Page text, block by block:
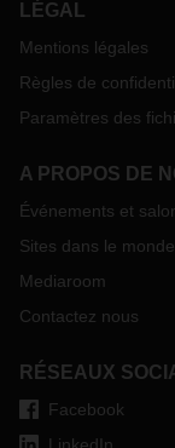
également mis
entrera en
comprendra
tonnes ou plus et
Si vous avez des
DACHSER
LÉGAL
Mentions légales
Règles de
Paramètres des
A PROPOS DE
Événements et
Sites dans le monde
Mediaroom
Contactez nous
RÉSEAUX
Facebook